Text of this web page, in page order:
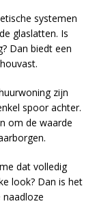
systemen
glaslatten. Is
Dan biedt een
zijn
spoor achter.
om de waarde
dat volledig
look? Dan is het